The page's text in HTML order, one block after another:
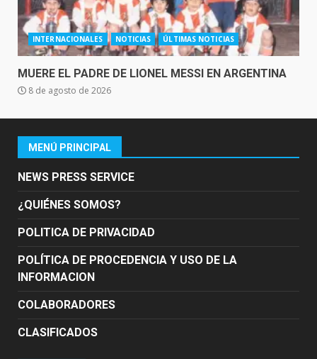
INTERNACIONALES NOTICIAS ÚLTIMAS NOTICIAS
MUERE EL PADRE DE LIONEL MESSI EN ARGENTINA
8 de agosto de 2026
MENÚ PRINCIPAL
NEWS PRESS SERVICE
¿QUIÉNES SOMOS?
POLITICA DE PRIVACIDAD
POLÍTICA DE PROCEDENCIA Y USO DE LA
INFORMACION
COLABORADORES
CLASIFICADOS